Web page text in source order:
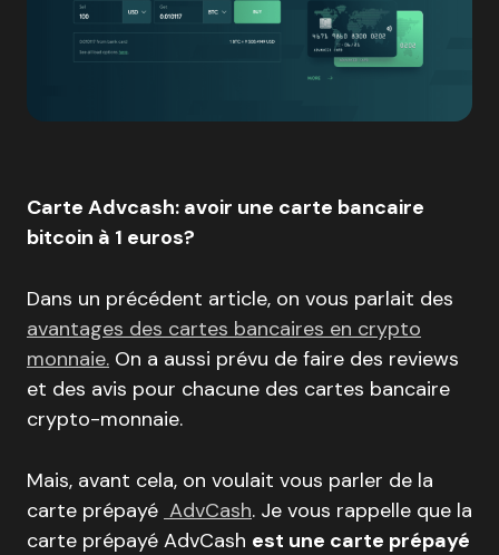
Carte Advcash: avoir une carte bancaire
bitcoin à 1 euros?
Dans un précédent article, on vous parlait des
avantages des cartes bancaires en crypto
monnaie. On a aussi prévu de faire des reviews
et des avis pour chacune des cartes bancaire
crypto-monnaie.
Mais, avant cela, on voulait vous parler de la
carte prépayé AdvCash. Je vous rappelle que la
carte prépayé AdvCash est une carte prépayé